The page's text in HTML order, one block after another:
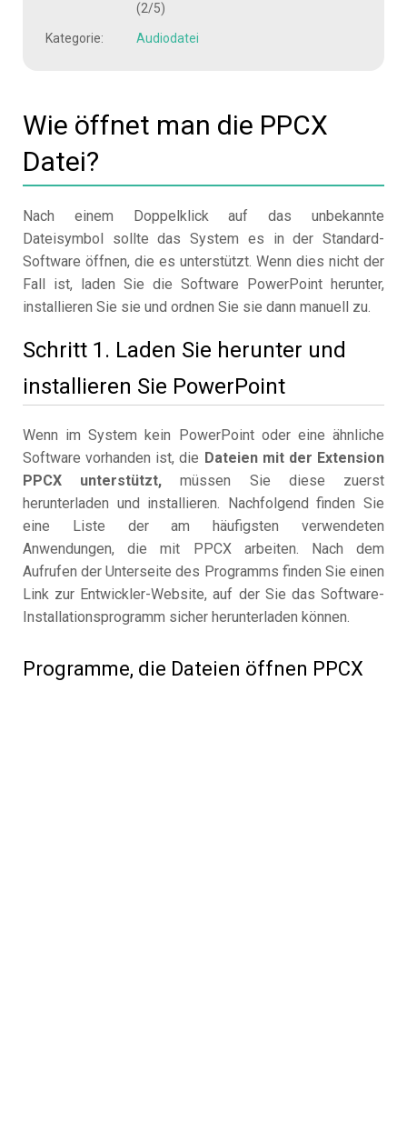
(2/5)
Kategorie: Audiodatei
Wie öffnet man die PPCX
Datei?
Nach einem Doppelklick auf das unbekannte
Dateisymbol sollte das System es in der Standard-
Software öffnen, die es unterstützt. Wenn dies nicht der
Fall ist, laden Sie die Software PowerPoint herunter,
installieren Sie sie und ordnen Sie sie dann manuell zu.
Schritt 1. Laden Sie herunter und
installieren Sie PowerPoint
Wenn im System kein PowerPoint oder eine ähnliche
Software vorhanden ist, die Dateien mit der Extension
PPCX unterstützt, müssen Sie diese zuerst
herunterladen und installieren. Nachfolgend finden Sie
eine Liste der am häufigsten verwendeten
Anwendungen, die mit PPCX arbeiten. Nach dem
Aufrufen der Unterseite des Programms finden Sie einen
Link zur Entwickler-Website, auf der Sie das Software-
Installationsprogramm sicher herunterladen können.
Programme, die Dateien öffnen PPCX